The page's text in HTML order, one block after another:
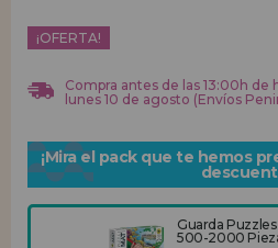
REGISTRO
¡OFERTA!
Compra antes de las 13:00h de
lunes 10 de agosto (Envíos
¡Mira el pack que te hemos
Guarda
500-2000